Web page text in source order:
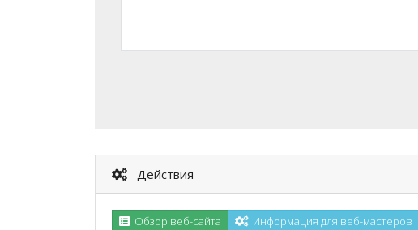
Действия
Обзор веб-сайта Информация для веб-мастеров